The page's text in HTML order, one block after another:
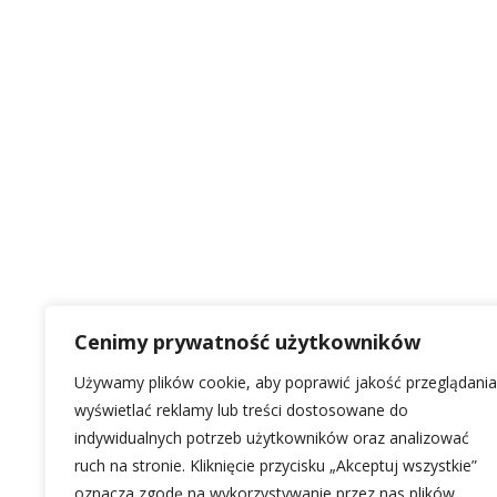
Cenimy prywatność użytkowników
Używamy plików cookie, aby poprawić jakość
wyświetlać reklamy lub treści dostosowane do
indywidualnych potrzeb użytkowników oraz analizować
ruch na stronie. Kliknięcie przycisku „Akceptuj wszystkie”